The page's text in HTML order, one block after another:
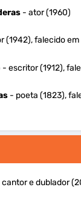
- ator (1960)
(1942), falecido
- escritor (1912),
- poeta (1823),
cantor e dublador